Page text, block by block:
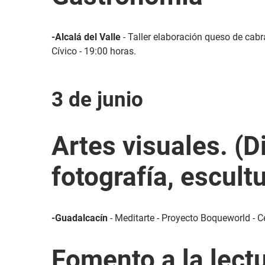
-Alcalá del Valle - Taller elaboración queso de
Cívico - 19:00 horas.
3 de junio
Artes visuales.
fotografía,
-Guadalcacín - Meditarte - Proyecto Boqueworld -